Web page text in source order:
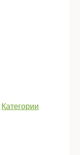
Категории